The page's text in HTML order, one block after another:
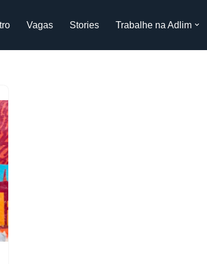
Vagas Stories Trabalhe na Adlim